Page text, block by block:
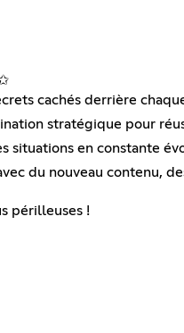
cachés derrière
stratégique pour
situations en constante
du nouveau contenu,
périlleuses !